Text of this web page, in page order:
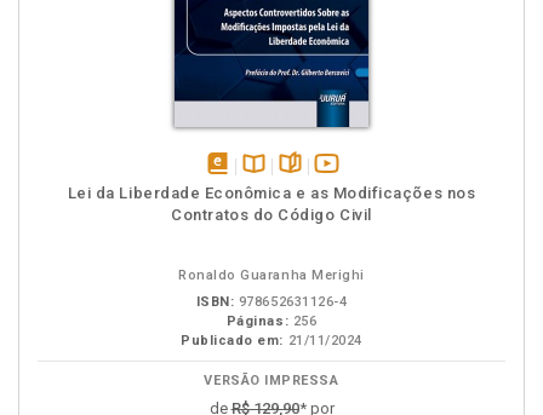
disponível
em
Disponível
na
páginas
vídeo
da
Lei da Liberdade Econômica e as Modificações nos
Contratos do Código Civil
Ronaldo Guaranha Merighi
ISBN: 978652631126-4
Páginas: 256
Publicado em: 21/11/2024
VERSÃO IMPRESSA
deR$ 129,90* por